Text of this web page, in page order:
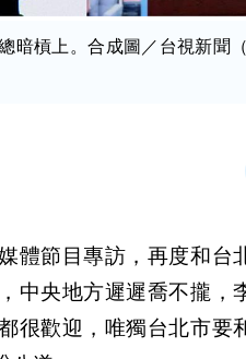
暗槓上。合成圖／台視新聞
體節目專訪，再度和台
中央地方遲遲喬不攏，
很歡迎，唯獨台北市要